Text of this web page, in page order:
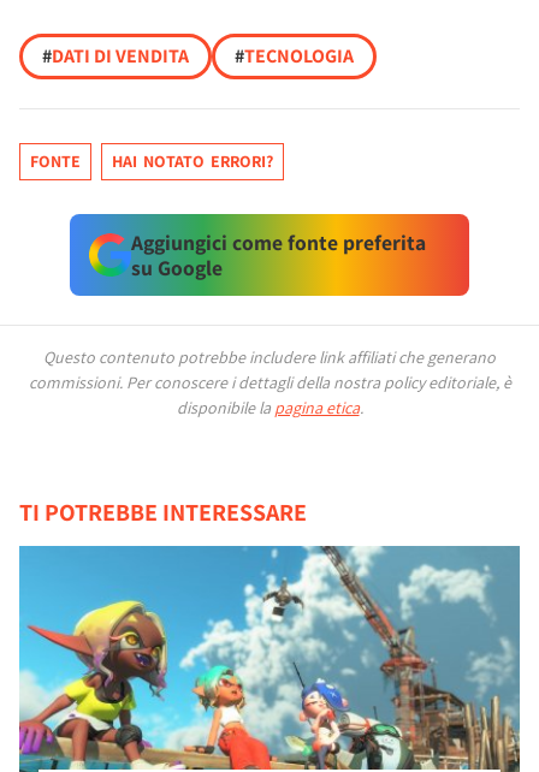
#DATI DI VENDITA #TECNOLOGIA
FONTE HAI NOTATO ERRORI?
Aggiungici come fonte preferita
su Google
Questo contenuto potrebbe includere link affiliati che generano
commissioni. Per conoscere i dettagli della nostra policy editoriale, è
disponibile la pagina etica.
TI POTREBBE INTERESSARE